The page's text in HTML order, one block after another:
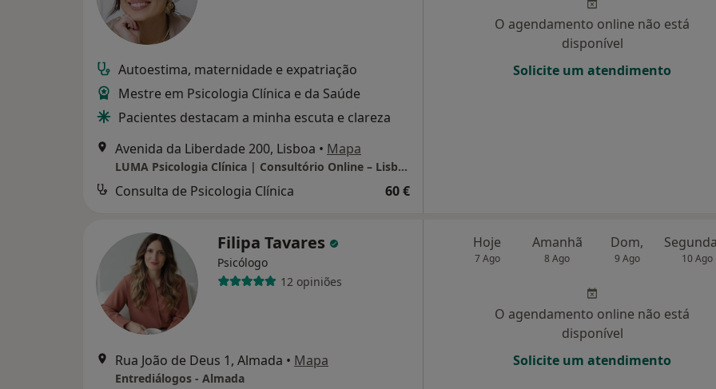
Autoestima, maternidade e expatriação
Mestre em Psicologia Clínica e da Saúde
Pacientes destacam a minha escuta e clareza
Avenida da Liberdade 200, Lisboa • Mapa
LUMA Psicologia Clínica | Consultório Online – Lisboa
Consulta de Psicologia Clínica 60 €
O agendamento online não está
disponível
Solicite um atendimento
Filipa Tavares
Psicólogo
12 opiniões
Rua João de Deus 1, Almada • Mapa
Entrediálogos - Almada
Hoje
7 Ago
Amanhã
8 Ago
Dom,
9 Ago 10 Ago
O agendamento online não está
disponível
Solicite um atendimento